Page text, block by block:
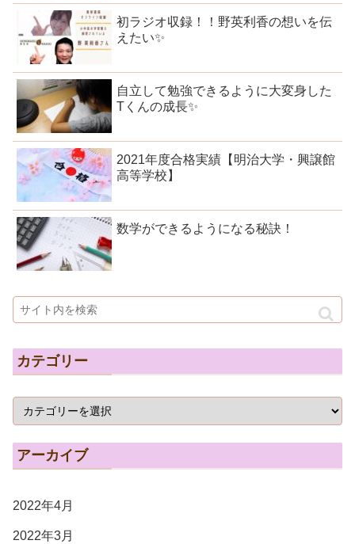
初ラジオ収録！！野英利香の想いを伝
えたい✨
自立して勉強できるように大変身した
Tくんの成長✨
2021年度合格実績【明治大学・興譲館
高等学校】
数学ができるようになる秘訣！
カテゴリー
アーカイブ
2022年4月
2022年3月